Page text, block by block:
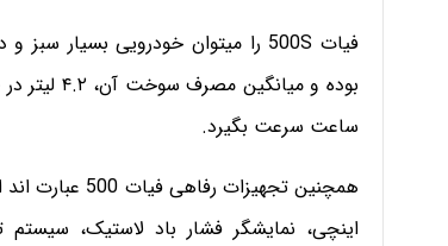
ساعت سرعت بگیرد.
اینچی، نمایشگر فشار باد لاستیک،